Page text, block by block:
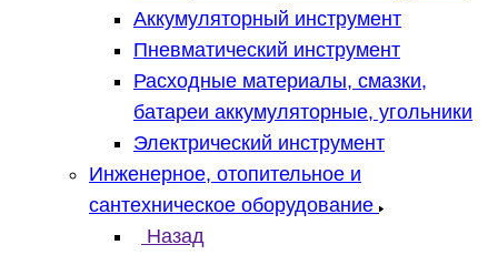
Аккумуляторный инструмент
Пневматический инструмент
Расходные материалы, смазки,
батареи аккумуляторные, угольники
Электрический инструмент
Инженерное, отопительное и
сантехническое оборудование
Назад